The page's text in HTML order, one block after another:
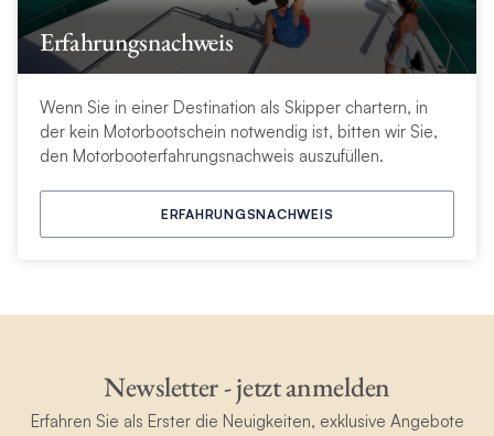
Erfahrungsnachweis
Wenn Sie in einer Destination als Skipper chartern, in
der kein Motorbootschein notwendig ist, bitten wir Sie,
den Motorbooterfahrungsnachweis auszufüllen.
ERFAHRUNGSNACHWEIS
Newsletter - jetzt anmelden
Erfahren Sie als Erster die Neuigkeiten, exklusive Angebote